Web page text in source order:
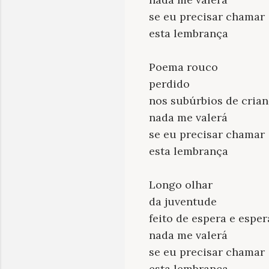
se eu precisar chamar
esta lembrança
Poema rouco
perdido
nos subúrbios de
nada me valerá
se eu precisar chamar
esta lembrança
Longo olhar
da juventude
feito de espera e
nada me valerá
se eu precisar chamar